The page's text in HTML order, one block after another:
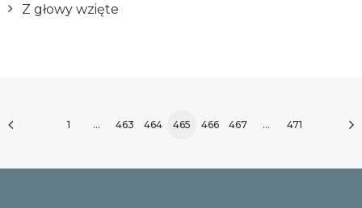
Z głowy wzięte
1 … 463 464 465 466 467 … 471